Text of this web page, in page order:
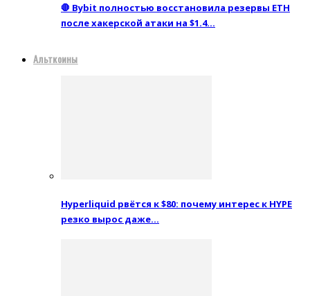
🛑 Bybit полностью восстановила резервы ETH
после хакерской атаки на $1.4…
Альткоины
Hyperliquid рвётся к $80: почему интерес к HYPE
резко вырос даже…